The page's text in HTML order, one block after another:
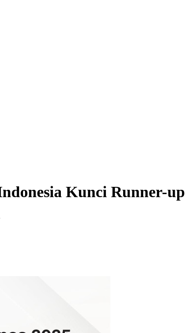
Kunci Runner-up